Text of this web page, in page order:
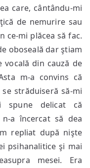
care, cântându-mi
de nemurire sau
ce-mi plăcea să fac.
oboseală dar ştiam
vocală din cauză de
m-a convins că
străduiseră să-mi
spune delicat că
a încercat să dea
repliat după nişte
psihanalitice şi mai
mesei. Era